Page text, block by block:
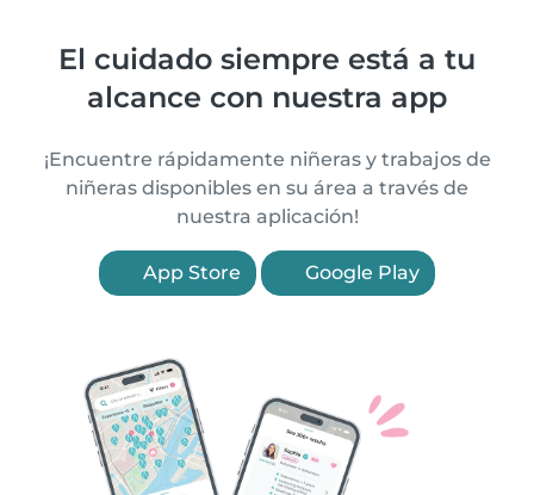
El cuidado siempre está a tu
alcance con nuestra app
¡Encuentre rápidamente niñeras y trabajos de
niñeras disponibles en su área a través de
nuestra aplicación!
App Store Google Play